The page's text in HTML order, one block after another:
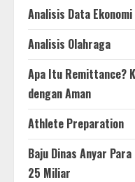
Analisis Data
Analisis Olahraga
Apa Itu Remittance?
dengan Aman
Athlete Preparation
Baju Dinas Anyar
25 Miliar